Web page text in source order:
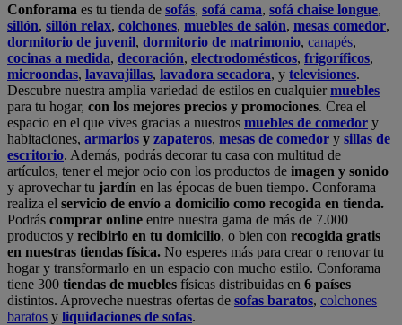
Conforama es tu tienda de sofás, sofá cama, sofá chaise longue,
sillón, sillón relax, colchones, muebles de salón, mesas comedor,
dormitorio de juvenil, dormitorio de matrimonio, canapés,
cocinas a medida, decoración, electrodomésticos, frigoríficos,
microondas, lavavajillas, lavadora secadora, y televisiones.
Descubre nuestra amplia variedad de estilos en cualquiermuebles
para tu hogar, con los mejores precios y promociones. Crea el
espacio en el que vives gracias a nuestros muebles de comedor y
habitaciones, armarios y zapateros, mesas de comedor y sillas de
escritorio. Además, podrás decorar tu casa con multitud de
artículos, tener el mejor ocio con los productos de imagen y sonido
y aprovechar tu jardín en las épocas de buen tiempo. Conforama
realiza el servicio de envío a domicilio como recogida en tienda.
Podrás comprar online entre nuestra gama de más de 7.000
productos y recibirlo en tu domicilio, o bien con recogida gratis
en nuestras tiendas física. No esperes más para crear o renovar tu
hogar y transformarlo en un espacio con mucho estilo. Conforama
tiene 300 tiendas de muebles físicas distribuidas en 6 países
distintos. Aproveche nuestras ofertas de sofas baratos, colchones
baratos y liquidaciones de sofas.